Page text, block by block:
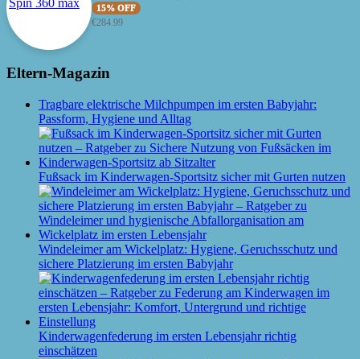
15% OFF
€284.99
Eltern-Magazin
Tragbare elektrische Milchpumpen im ersten Babyjahr:
Passform, Hygiene und Alltag
Fußsack im Kinderwagen-Sportsitz sicher mit Gurten nutzen
Windeleimer am Wickelplatz: Hygiene, Geruchsschutz und
sichere Platzierung im ersten Babyjahr
Kinderwagenfederung im ersten Lebensjahr richtig
einschätzen